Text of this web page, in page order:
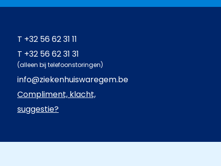
T +32 56 62 31 11
T +32 56 62 31 31
(alleen bij telefoonstoringen)
info@ziekenhuiswaregem.be
Compliment, klacht,
suggestie?